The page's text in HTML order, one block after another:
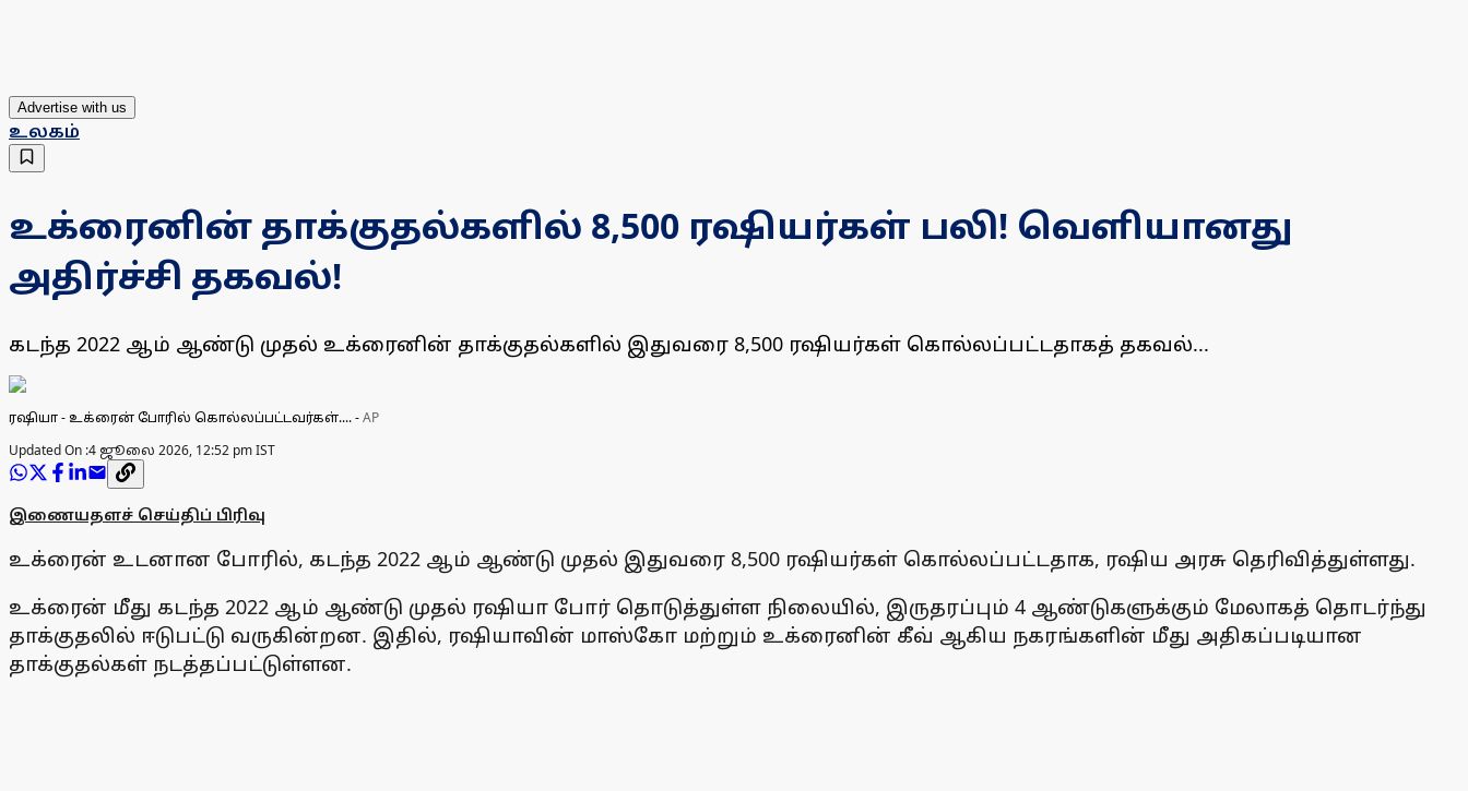
Advertise with us
உலகம்
உக்ரைனின் தாக்குதல்களில் 8,500 ரஷியர்கள் பலி! வெளியானது
அதிர்ச்சி தகவல்!
கடந்த 2022 ஆம் ஆண்டு முதல் உக்ரைனின் தாக்குதல்களில் இதுவரை 8,500 ரஷியர்கள் கொல்லப்பட்டதாகத் தகவல்...
ரஷியா - உக்ரைன் போரில் கொல்லப்பட்டவர்கள்....-AP
Updated On :4 ஜூலை 2026, 12:52 pm IST
இணையதளச் செய்திப் பிரிவு
உக்ரைன் உடனான போரில், கடந்த 2022 ஆம் ஆண்டு முதல் இதுவரை 8,500 ரஷியர்கள் கொல்லப்பட்டதாக, ரஷிய அரசு தெரிவித்துள்ளது.
உக்ரைன் மீது கடந்த 2022 ஆம் ஆண்டு முதல் ரஷியா போர் தொடுத்துள்ள நிலையில், இருதரப்பும் 4 ஆண்டுகளுக்கும் மேலாகத் தொடர்ந்து
தாக்குதலில் ஈடுபட்டு வருகின்றன. இதில், ரஷியாவின் மாஸ்கோ மற்றும் உக்ரைனின் கீவ் ஆகிய நகரங்களின் மீது அதிகப்படியான
தாக்குதல்கள் நடத்தப்பட்டுள்ளன.